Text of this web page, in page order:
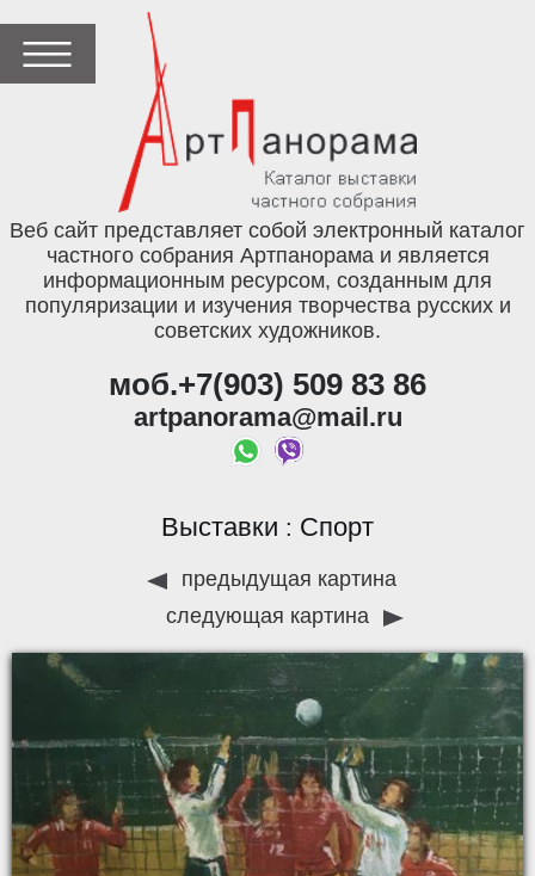
Веб сайт представляет собой электронный каталог
частного собрания Артпанорама и является
информационным ресурсом, созданным для
популяризации и изучения творчества русских и
советских художников.
моб.+7(903) 509 83 86
artpanorama@mail.ru
Выставки : Спорт
предыдущая картина
следующая картина